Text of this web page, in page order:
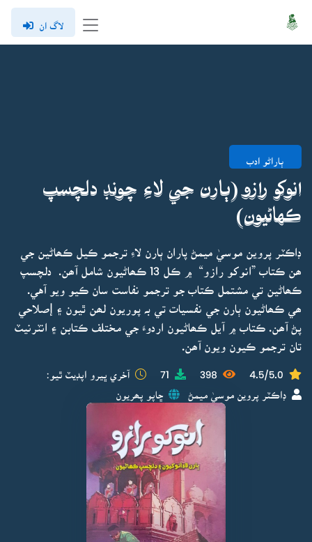
لاگ ان
ٻاراڻو ادب
انوکو رازو (ٻارن جي لاءِ چونڊ دلچسپ
ڪهاڻيون)
ڊاڪٽر پروين موسيٰ ميمڻ پاران ٻارن لاءِ ترجمو ڪيل ڪھاڻين جي
ھن ڪتاب ”انوکو رازو“ ۾ ڪل 13 ڪھاڻيون شامل آھن. دلچسپ
ڪھاڻين تي مشتمل ڪتاب جو ترجمو نفاست سان ڪيو ويو آهي.
ھي ڪھاڻيون ٻارن جي نفسيات تي بہ پوريون لھن ٿيون ۽ إصلاحي
پڻ آھن. ڪتاب ۾ آيل ڪھاڻيون اردوءَ جي مختلف ڪتابن ۽ انٽرنيٽ
تان ترجمو ڪيون ويون آھن.
4.5/5.0
398
71 آخري ڀيرو اپڊيٽ ٿيو:
ڊاڪٽر پروين موسيٰ ميمڻ ڇاپو پھريون